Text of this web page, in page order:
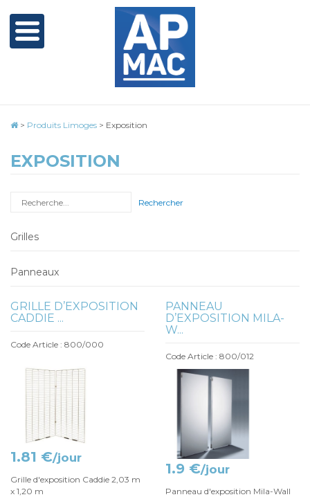
> Produits Limoges > Exposition
EXPOSITION
Rechercher
Grilles
Panneaux
GRILLE D’EXPOSITION
CADDIE ...
Code Article : 800/000
1.81 €/jour
Grille d'exposition Caddie 2,03 m
x 1,20 m
PANNEAU
D’EXPOSITION MILA-
W...
Code Article : 800/012
1.9 €/jour
Panneau d'exposition Mila-Wall